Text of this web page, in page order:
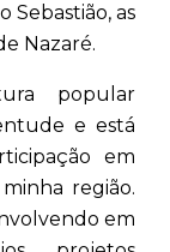
Sebastião, as
Nazaré.
popular
e está
em
região.
em